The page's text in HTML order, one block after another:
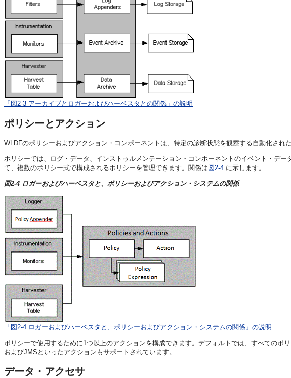
「図2-3 アーカイブとロガーおよびハーベスタとの関係」の説明
ポリシーとアクション
WLDFのポリシーおよびアクション・コンポーネントは、特定の診断状態を観察する自動化さ
ポリシーでは、ログ・データ、インストゥルメンテーション・コンポーネントのイベント・デ
て、複数のポリシー式で構成されるポリシーを管理できます。関係は 図2-4 に示します。
図2-4 ロガーおよびハーベスタと、ポリシーおよびアクション・システムの関係
「図2-4 ロガーおよびハーベスタと、ポリシーおよびアクション・システムの関係」の説明
ポリシーで使用するために1つ以上のアクションを構成できます。デフォルトでは、すべての
およびJMSといったアクションもサポートされています。
データ・アクセサ